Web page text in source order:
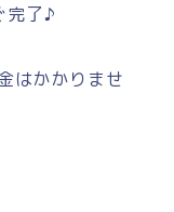
完了♪
はかかりませ